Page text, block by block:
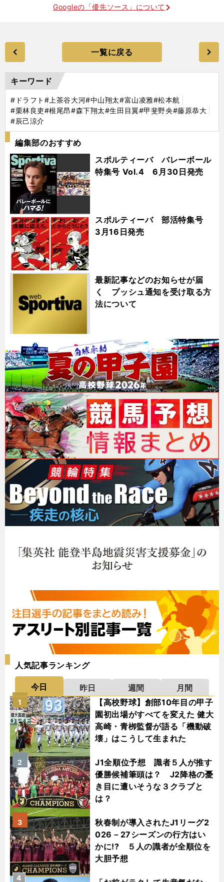
Googleの「優先ソース」について
一覧に戻る
キーワード
#ドラフト #上茶谷大河#中山翔太#富山凌雅#松本航
#栗林良吏#根尾昂#森下翔太#生田目翼#甲斐野央#藤原恭大
#辰己涼介
編集部のおすすめ
スポルティーバ バレーボール
特集号 Vol.4 6月30日発売
スポルティーバ 部活特集号
3月16日発売
最新記事などのお知らせが届
く プッシュ通知を受け取る方
法について
人気記事ランキング
今日 昨日 週間
月間
【高校野球】創部10年目の甲子
園初出場がすべてを変えた 健大
高崎・青栁監督が語る「機動破
壊」はこうして生まれた
1
J1全順位予想 識者５人が推す
優勝候補筆頭は？ J2降格の憂
き目に遭いそうな３クラブと
は？
2
秋春制が導入されたJ1リーグ2
026－27シーズンの行方はい
かに!? ５人の識者が全順位を
大胆予想
3
4